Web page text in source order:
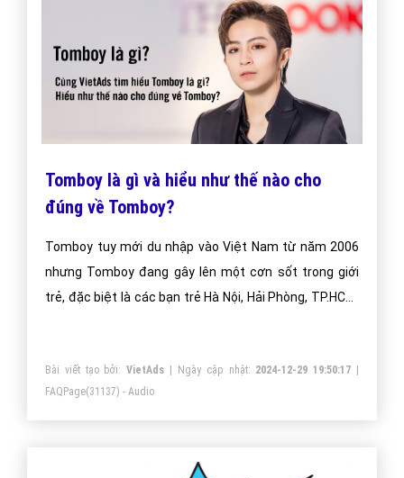
Tomboy là gì và hiểu như thế nào cho
đúng về Tomboy?
Tomboy tuy mới du nhập vào Việt Nam từ năm 2006
nhưng Tomboy đang gây lên một cơn sốt trong giới
trẻ, đặc biệt là các bạn trẻ Hà Nội, Hải Phòng, TP.HCM.
hiện nay
Bài viết tạo bởi:VietAds | Ngày cập nhật: 2024-12-29 19:50:17
FAQPage(31137) - Audio